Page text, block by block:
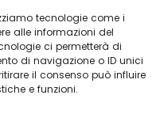
tecnologie come i
alle informazioni del
ci permetterà di
di navigazione o ID unici
il consenso può influire
e funzioni.